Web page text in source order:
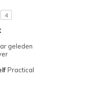
Feels true to width
Shoes are for Wearing
4
geleden
Practical